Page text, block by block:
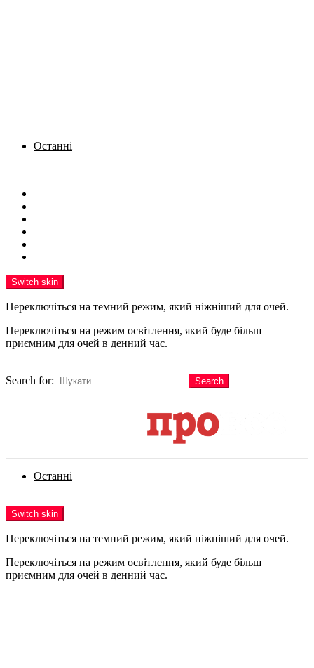
Останні
Switch skin
Переключіться на темний режим, який ніжніший для очей.
Переключіться на режим освітлення, який буде більш
приємним для очей в денний час.
Search for:
Search
Останні
Switch skin
Переключіться на темний режим, який ніжніший для очей.
Переключіться на режим освітлення, який буде більш
приємним для очей в денний час.